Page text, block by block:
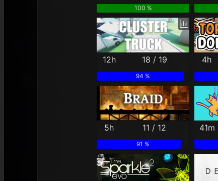
100 %
12h 18 / 19
94 %
4h
5h 11 / 12
91 %
41m